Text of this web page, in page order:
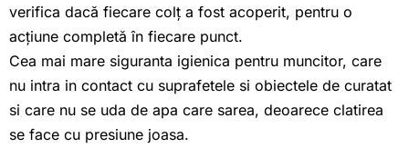
verifica dacă fiecare colț a fost acoperit, pentru o
acțiune completă în fiecare punct.
Cea mai mare siguranta igienica pentru muncitor, care
nu intra in contact cu suprafetele si obiectele de curatat
si care nu se uda de apa care sarea, deoarece clatirea
se face cu presiune joasa.